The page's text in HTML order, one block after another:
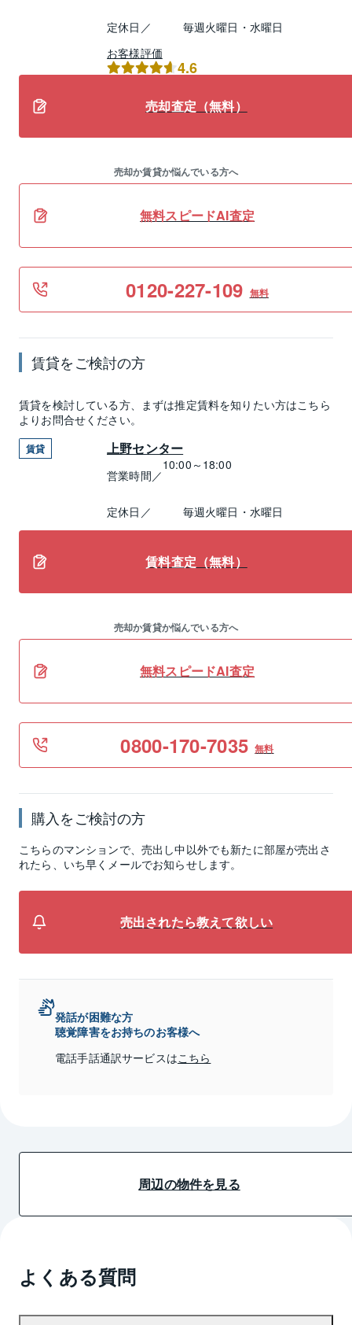
定休日／
毎週火曜日・水曜日
お客様評価
4.6
売却査定（無料）
売却か賃貸か悩んでいる方へ
無料スピードAI査定
0120-227-109 無料
賃貸をご検討の方
賃貸を検討している方、まずは推定賃料を知りたい方はこちら
よりお問合せください。
賃貸 上野センター
営業時間／
10:00～18:00
定休日／ 毎週火曜日・水曜日
賃料査定（無料）
売却か賃貸か悩んでいる方へ
無料スピードAI査定
0800-170-7035 無料
購入をご検討の方
こちらのマンションで、売出し中以外でも新たに部屋が売出さ
れたら、いち早くメールでお知らせします。
売出されたら教えて欲しい
発話が困難な方
聴覚障害をお持ちのお客様へ
電話手話通訳サービスはこちら
周辺の物件を見る
よくある質問